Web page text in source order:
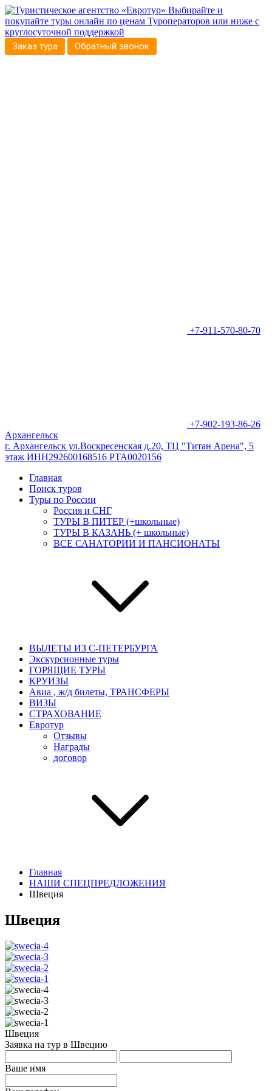
Выбирайте и
покупайте туры онлайн по ценам Туроператоров или ниже с
круглосуточной поддержкой
Заказ тура Обратный звонок
+7-911-570-80-70
+7-902-193-86-26
Архангельск
г. Архангельск ул.Воскресенская д.20, ТЦ "Титан Арена", 5
этаж ИНН292600168516 РТА0020156
Главная
Поиск туров
Туры по России
Россия и СНГ
ТУРЫ В ПИТЕР (+школьные)
ТУРЫ В КАЗАНЬ (+ школьные)
ВСЕ САНАТОРИИ И ПАНСИОНАТЫ
ВЫЛЕТЫ ИЗ С-ПЕТЕРБУРГА
Экскурсионные туры
ГОРЯЩИЕ ТУРЫ
КРУИЗЫ
Авиа , ж/д билеты, ТРАНСФЕРЫ
ВИЗЫ
СТРАХОВАНИЕ
Евротур
Отзывы
Награды
договор
Главная
НАШИ СПЕЦПРЕДЛОЖЕНИЯ
Швеция
Швеция
Швеция
Заявка на тур в Швецию
Ваше имя